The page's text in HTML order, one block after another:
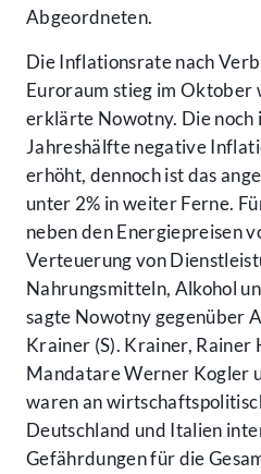
Abgeordneten.
Die Inflationsrate nach
Euroraum stieg im Oktober
erklärte Nowotny. Die noch
Jahreshälfte negative
erhöht, dennoch ist das
unter 2% in weiter Ferne.
neben den Energiepreisen
Verteuerung von
Nahrungsmitteln, Alkohol
sagte Nowotny gegenüber
Krainer (S). Krainer, Rainer
Mandatare Werner Kogler
waren an
Deutschland und Italien
Gefährdungen für die